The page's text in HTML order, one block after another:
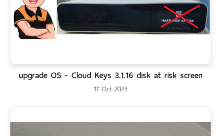
upgrade OS - Cloud Keys 3.1.16 disk at risk screen
17 Oct 2023